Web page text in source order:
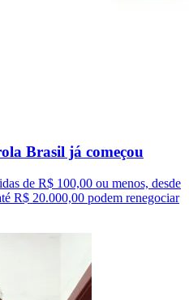
Brasil já começou
de R$ 100,00 ou menos, desde
R$ 20.000,00 podem renegociar